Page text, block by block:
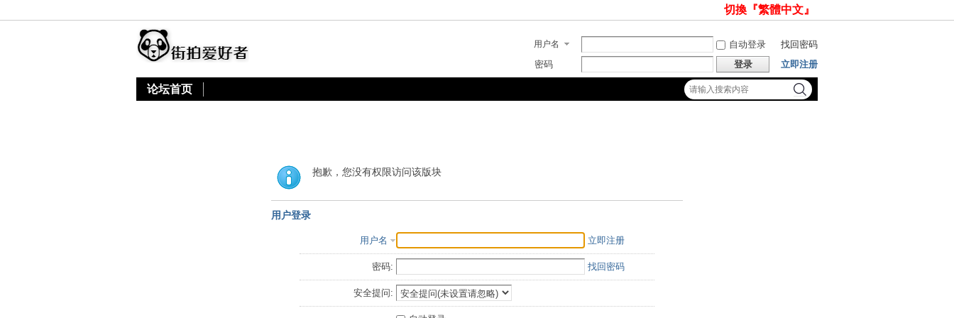
切換『繁體中文』
用户名 自动登录
找回密码
密码
登录 立即注册
论坛首页
抱歉，您没有权限访问该版块
用户登录
用户名 立即注册
密码: 找回密码
安全提问: